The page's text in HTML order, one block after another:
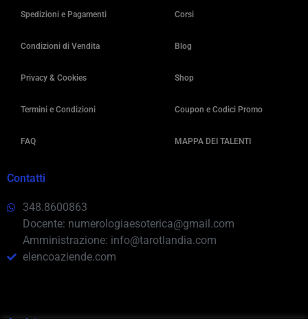
Spedizioni e Pagamenti
Condizioni di Vendita
Privacy & Cookies
Termini e Condizioni
FAQ
Corsi
Blog
Shop
Coupon e Codici Promo
MAPPA DEI TALENTI
Contatti
348.8600863
Docente: numerologiaesoterica@gmail.com
Amministrazione: info@tarotlandia.com
elencoaziende.com
Assistenza